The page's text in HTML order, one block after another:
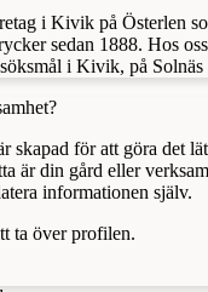
i Kivik på Österlen
sedan 1888. Hos
i Kivik, på
skapad för att göra det
är din gård eller
informationen själv.
ta över profilen.